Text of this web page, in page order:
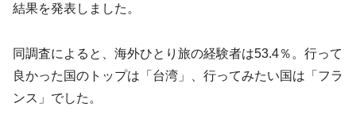
結果を発表しました。
同調査によると、海外ひとり旅の経験者は53.4％。行って
良かった国のトップは「台湾」、行ってみたい国は「フラ
ンス」でした。